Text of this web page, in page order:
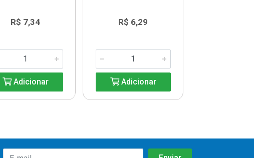
R$ 7,34
Adicionar
R$ 6,29
Adicionar